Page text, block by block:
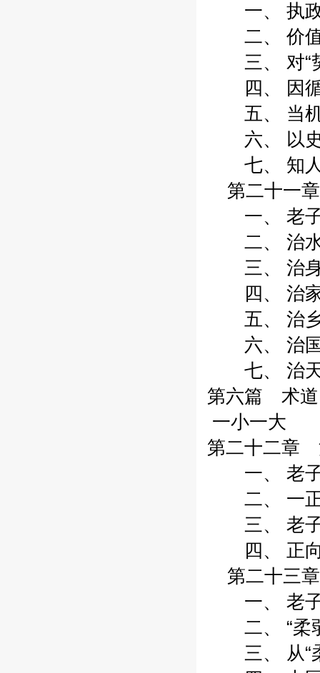
一、 执政
二、 价值
三、 对“
四、 因循
五、 当机
六、 以史
七、 知人
第二十一
一、 老子
二、 治水
三、 治身
四、 治家
五、 治乡
六、 治国
七、 治天
第六篇 术道
一小一大
第二十二章
一、 老子
二、 一正
三、 老子
四、 正向
第二十三
一、 老子“
二、 “柔弱
三、 从“柔